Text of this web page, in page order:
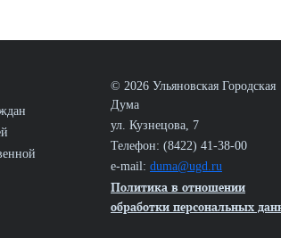
© 2026 Ульяновская Городская
Дума
ул. Кузнецова, 7
Телефон: (8422) 41-38-00
e-mail: duma@ugd.ru
Политика в отношении
обработки персональных